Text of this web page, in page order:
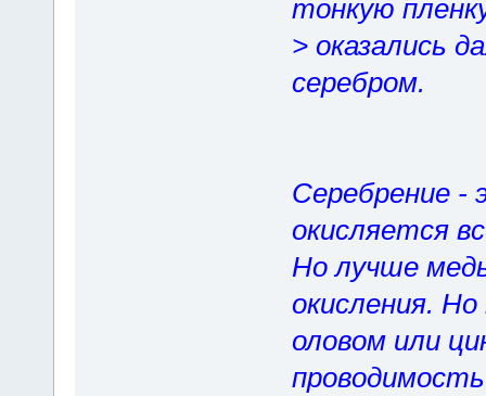
тонкую
> оказались
серебром.
Серебрение -
окисляется
Но лучше
окисления.
оловом или